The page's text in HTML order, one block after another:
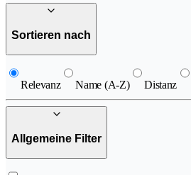
Sortieren nach
Relevanz Name (A-Z) Distanz
Allgemeine Filter